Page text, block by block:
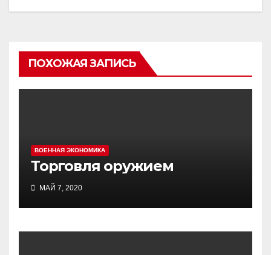
ПОХОЖАЯ ЗАПИСЬ
ВОЕННАЯ ЭКОНОМИКА
Торговля оружием
МАЙ 7, 2020